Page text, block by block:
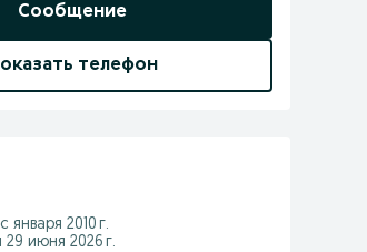
Сообщение
телефон
января 2010 г.
июня 2026 г.